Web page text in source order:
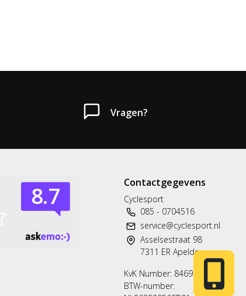
Vragen?
Contactgegevens
Cyclesport
085 - 0704516
service@cyclesport.nl
Asselsestraat 98
7311 ER Apeldoorn
KvK Number: 84697563
BTW-number:
Heb je een vraag?
Neem gerust contact met ons op.